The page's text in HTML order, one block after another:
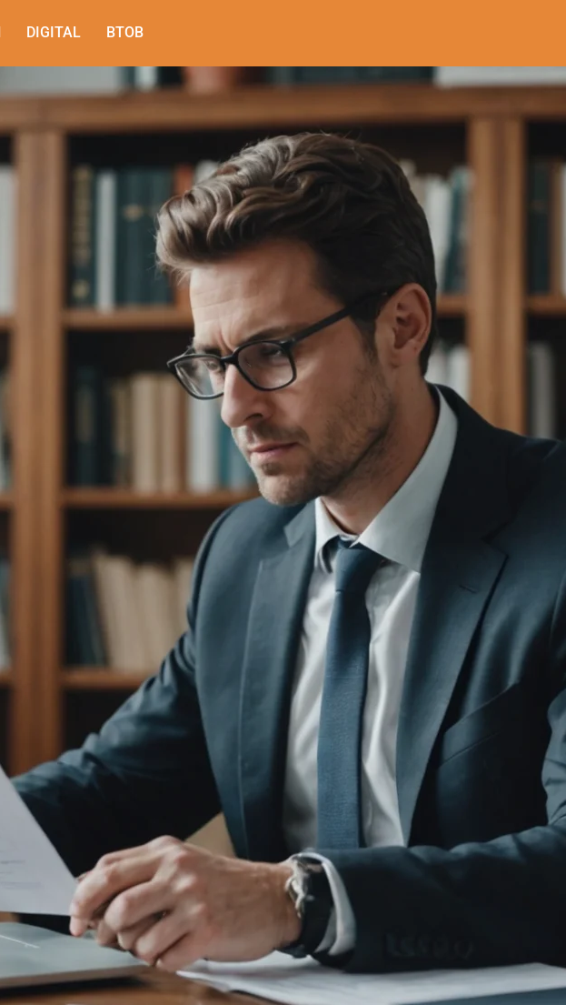
DIGITAL BTOB